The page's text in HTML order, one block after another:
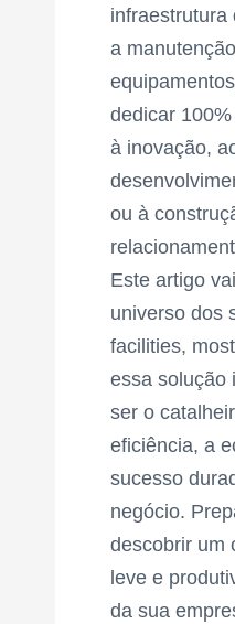
infraestrutura
a
dedicar
à inovação,
ou à
Este artigo
universo dos
facilities,
essa solução
ser o
eficiência, a
sucesso
negócio.
descobrir um
leve e
da sua